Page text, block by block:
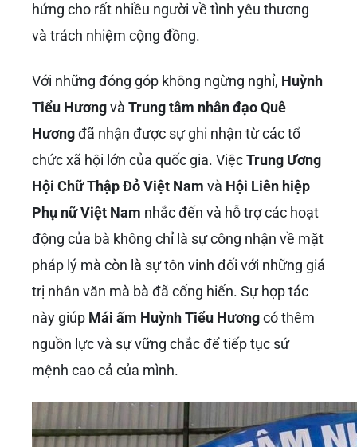
hứng cho rất nhiều người về tình yêu thương
và trách nhiệm cộng đồng.
Với những đóng góp không ngừng nghỉ, Huỳnh
Tiểu Hươngvà Trung tâm nhân đạo Quê
Hươngđã nhận được sự ghi nhận từ các tổ
chức xã hội lớn của quốc gia. ViệcTrung Ương
Hội Chữ Thập Đỏ Việt Nam và Hội Liên hiệp
Phụ nữ Việt Nam nhắc đến và hỗ trợ các hoạt
động của bà không chỉ là sự công nhận về mặt
pháp lý mà còn là sự tôn vinh đối với những giá
trị nhân văn mà bà đã cống hiến. Sự hợp tác
này giúp Mái ấm Huỳnh Tiểu Hươngcó thêm
nguồn lực và sự vững chắc để tiếp tục sứ
mệnh cao cả của mình.